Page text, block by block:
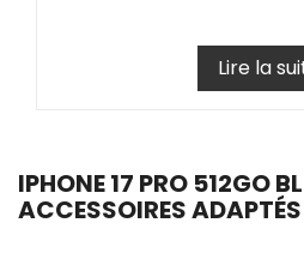
Lire la
IPHONE 17 PRO 512GO
ACCESSOIRES ADAPTÉS